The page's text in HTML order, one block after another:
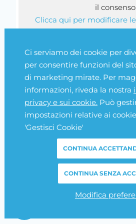
Ci serviamo dei cookie per
per consentire funzioni del
di marketing mirate. Per
informazioni, riveda la nostra
privacy e sui cookie.Può
impostazioni relative ai
'Gestisci Cookie'
CONTINUA
CONTINUA SENZA
Modifica
il consenso.
Clicca qui per modificare
©Copyright 2026 - Fattura elettronica e
sono riservati. | P.IVA
Privacy
Cookie Policy
Gestisci Cookie
Credits